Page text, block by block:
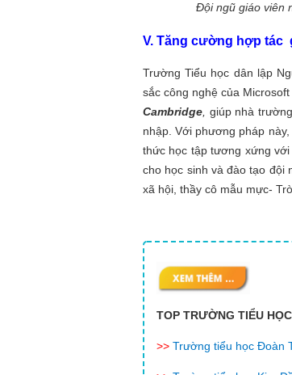
Đội ngũ giáo viên
V. Tăng cường hợp tác
Trường Tiểu học dân lập
sắc công nghệ của
Cambridge, giúp nhà
nhập. Với phương pháp
thức học tập tương xứng
cho học sinh và đào tạo đội
xã hội, thầy cô mẫu mực-
TOP TRƯỜNG TIỂU HỌC
>> Trường tiểu học Đoàn